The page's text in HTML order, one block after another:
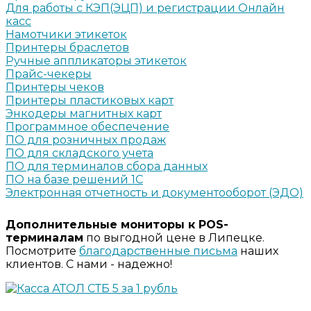
Для работы с КЭП(ЭЦП) и регистрации Онлайн
касс
Намотчики этикеток
Принтеры браслетов
Ручные аппликаторы этикеток
Прайс-чекеры
Принтеры чеков
Принтеры пластиковых карт
Энкодеры магнитных карт
Программное обеспечение
ПО для розничных продаж
ПО для складского учета
ПО для терминалов сбора данных
ПО на базе решений 1С
Электронная отчетность и документооборот (ЭДО)
Дополнительные мониторы к POS-
терминалам по выгодной цене в Липецке.
Посмотрите благодарственные письма наших
клиентов. С нами - надежно!